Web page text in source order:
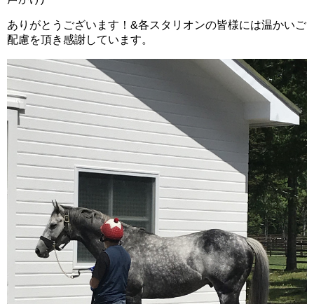
ありがとうございます！&各スタリオンの皆様には温かいご
配慮を頂き感謝しています。